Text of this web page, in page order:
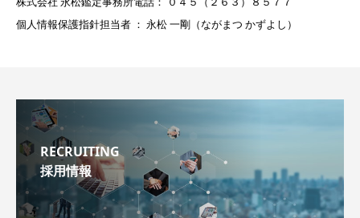
個人情報保護指針担当者 ： 永松 一剛（ながまつ かずよし）
RECRUITING
採用情報